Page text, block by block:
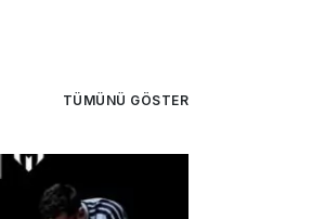
TÜMÜNÜ GÖSTER